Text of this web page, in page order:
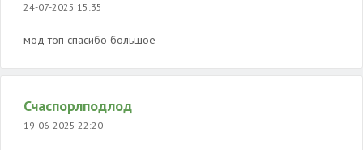
24-07-2025 15:35
мод топ спасибо большое
Счаспорлподлод
19-06-2025 22:20